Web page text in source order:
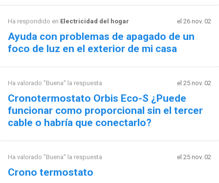
Ha respondido en Electricidad del hogar el 26 nov. 02
Ayuda con problemas de apagado de un
foco de luz en el exterior de mi casa
Ha valorado "Buena" la respuesta el 25 nov. 02
Cronotermostato Orbis Eco-S ¿Puede
funcionar como proporcional sin el tercer
cable o habría que conectarlo?
Ha valorado "Buena" la respuesta el 25 nov. 02
Crono termostato